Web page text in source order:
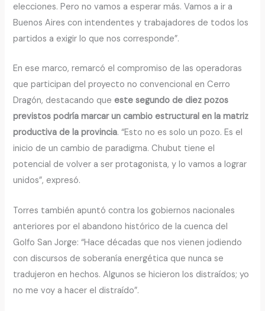
elecciones. Pero no vamos a esperar más. Vamos a ir a
Buenos Aires con intendentes y trabajadores de todos los
partidos a exigir lo que nos corresponde”.
En ese marco, remarcó el compromiso de las operadoras
que participan del proyecto no convencional en Cerro
Dragón, destacando queeste segundo de diez pozos
previstos podría marcar un cambio estructural en la matriz
productiva de la provincia. “Esto no es solo un pozo. Es el
inicio de un cambio de paradigma. Chubut tiene el
potencial de volver a ser protagonista, y lo vamos a lograr
unidos”, expresó.
Torres también apuntó contra los gobiernos nacionales
anteriores por el abandono histórico de la cuenca del
Golfo San Jorge: “Hace décadas que nos vienen jodiendo
con discursos de soberanía energética que nunca se
tradujeron en hechos. Algunos se hicieron los distraídos; yo
no me voy a hacer el distraído”.